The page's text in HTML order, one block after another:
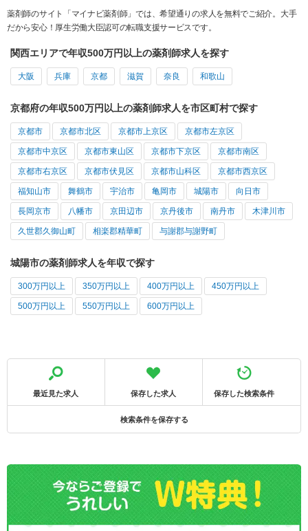
薬剤師のサイト「マイナビ薬剤師」では、希望通りの求人を無料でご紹介。大手
だから安心！厚生労働大臣認可の転職支援サービスです。
関西エリアで年収500万円以上の薬剤師求人を探す
大阪 兵庫 京都 滋賀 奈良 和歌山
京都府の年収500万円以上の薬剤師求人を市区町村で探す
京都市 京都市北区 京都市上京区 京都市左京区
京都市中京区 京都市東山区 京都市下京区 京都市南区
京都市右京区 京都市伏見区 京都市山科区 京都市西京区
福知山市 舞鶴市 宇治市 亀岡市 城陽市 向日市
長岡京市 八幡市 京田辺市 京丹後市 南丹市 木津川市
久世郡久御山町 相楽郡精華町 与謝郡与謝野町
城陽市の薬剤師求人を年収で探す
300万円以上 350万円以上 400万円以上 450万円以上
500万円以上 550万円以上 600万円以上
最近見た求人 保存した求人 保存した検索条件
検索条件を保存する